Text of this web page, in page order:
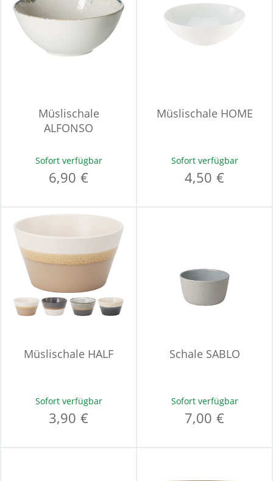
Müslischale
ALFONSO
Sofort verfügbar
6,90 €
Müslischale HOME
Sofort verfügbar
4,50 €
Müslischale HALF
Sofort verfügbar
3,90 €
Schale SABLO
Sofort verfügbar
7,00 €